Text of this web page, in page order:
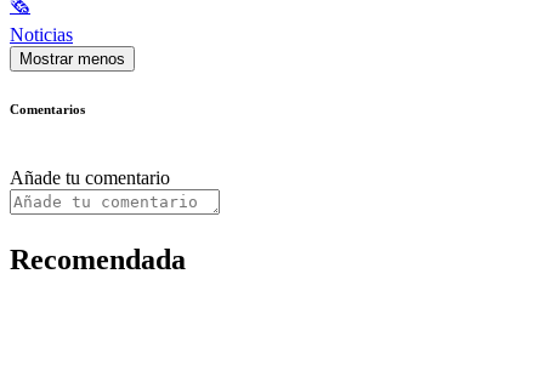
🗞
Noticias
Mostrar menos
Comentarios
Añade tu comentario
Recomendada